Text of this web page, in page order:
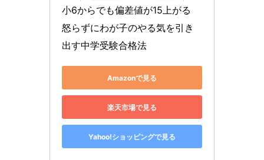
小6からでも偏差値が15上がる
怒らずにわが子のやる気を引き
出す中学受験合格法
Amazonで見る
楽天市場で見る
Yahoo!ショッピングで見る